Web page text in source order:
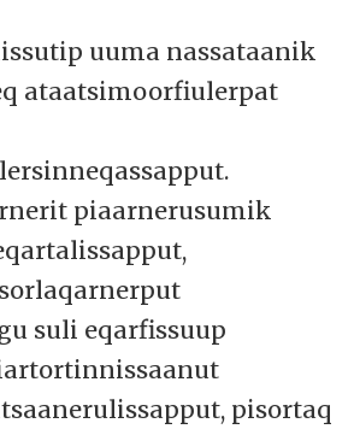
uuma nassataanik
ataatsimoorfiulerpat
piaarnerusumik
suli eqarfissuup
pisortaq